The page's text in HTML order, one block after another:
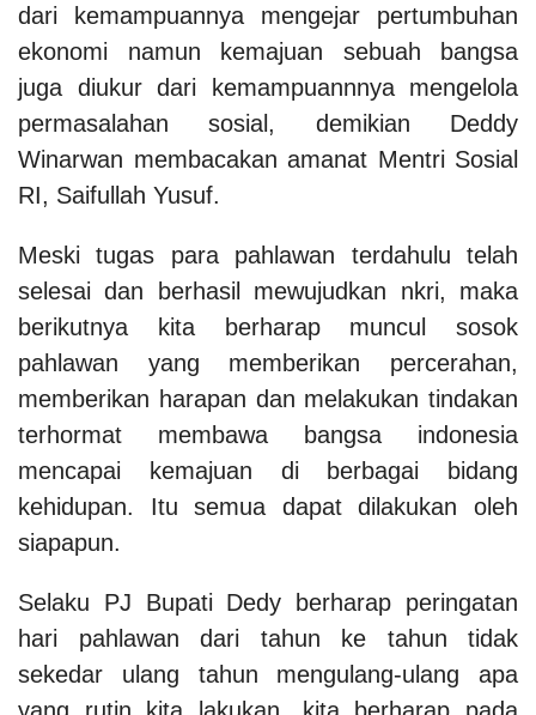
dari kemampuannya mengejar pertumbuhan
ekonomi namun kemajuan sebuah bangsa
juga diukur dari kemampuannnya mengelola
permasalahan sosial, demikian Deddy
Winarwan membacakan amanat Mentri Sosial
RI, Saifullah Yusuf.
Meski tugas para pahlawan terdahulu telah
selesai dan berhasil mewujudkan nkri, maka
berikutnya kita berharap muncul sosok
pahlawan yang memberikan percerahan,
memberikan harapan dan melakukan tindakan
terhormat membawa bangsa indonesia
mencapai kemajuan di berbagai bidang
kehidupan. Itu semua dapat dilakukan oleh
siapapun.
Selaku PJ Bupati Dedy berharap peringatan
hari pahlawan dari tahun ke tahun tidak
sekedar ulang tahun mengulang-ulang apa